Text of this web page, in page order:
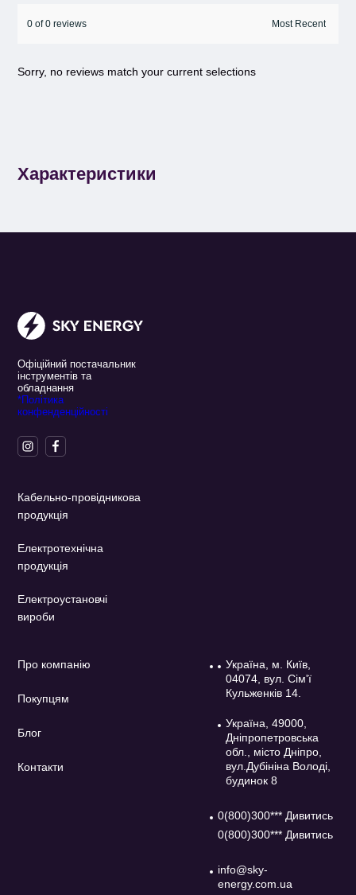
0 of 0 reviews
Sorry, no reviews match your current selections
Характеристики
Офіційний постачальник
інструментів та
обладнання
*Політика
конфенденційності
Кабельно-провідникова
продукція
Електротехнічна
продукція
Електроустановчі
вироби
Про компанію
Покупцям
Блог
Контакти
Україна, м. Київ,
04074, вул. Сім'ї
Кульженків 14.
Україна, 49000,
Дніпропетровська
обл., місто Дніпро,
вул.Дубініна Володі,
будинок 8
0(800)300*** Дивитись
0(800)300*** Дивитись
info@sky-
energy.com.ua